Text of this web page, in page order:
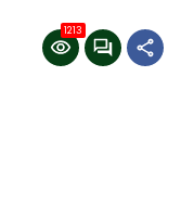
1213